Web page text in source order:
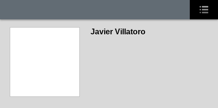
Javier Villatoro